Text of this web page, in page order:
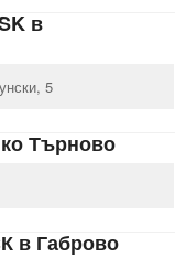
в
5
Търново
в Габрово